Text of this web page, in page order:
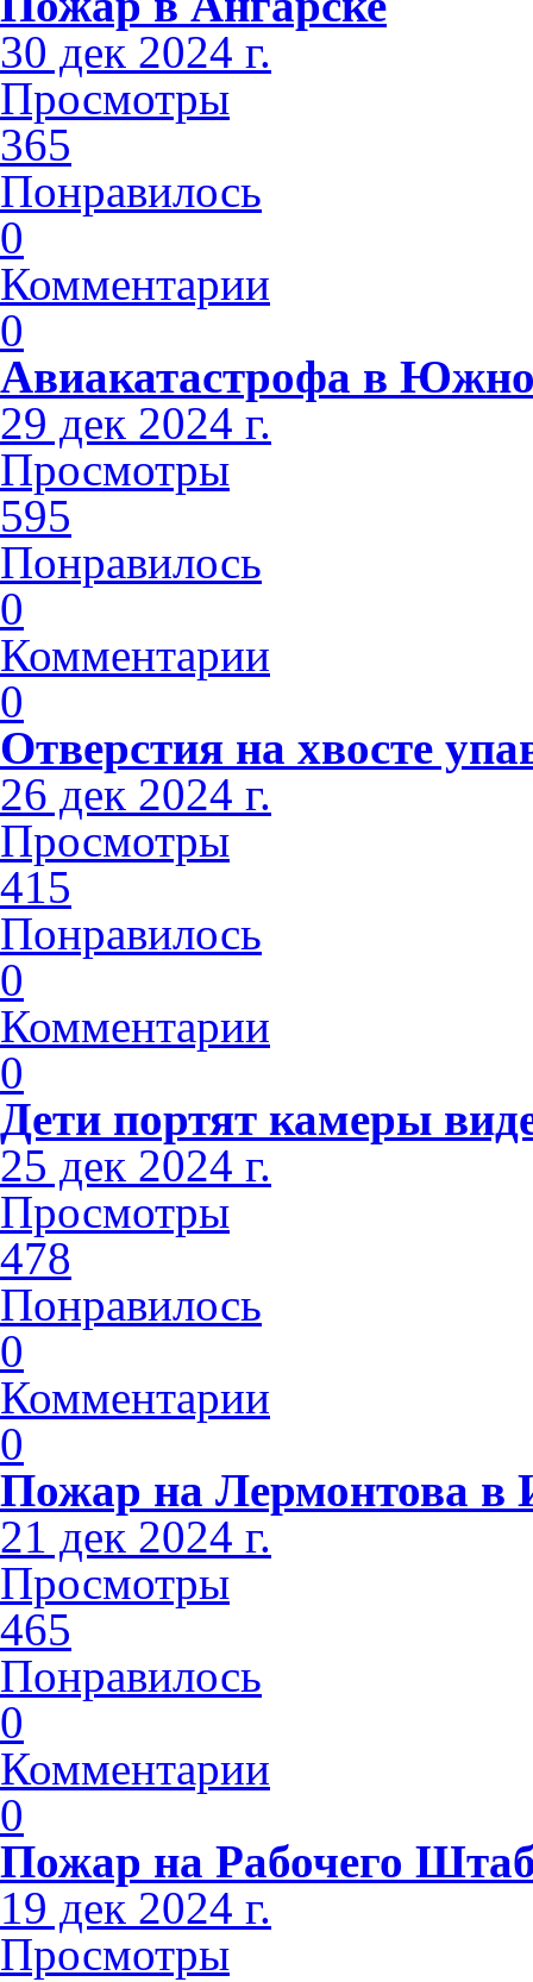
30 дек 2024 г.
Просмотры
365
Понравилось
0
Комментарии
0
Авиакатастрофа в
29 дек 2024 г.
Просмотры
595
Понравилось
0
Комментарии
0
Отверстия на хвосте
26 дек 2024 г.
Просмотры
415
Понравилось
0
Комментарии
0
Дети портят камеры
25 дек 2024 г.
Просмотры
478
Понравилось
0
Комментарии
0
Пожар на Лермонтова в
21 дек 2024 г.
Просмотры
465
Понравилось
0
Комментарии
0
Пожар на Рабочего
19 дек 2024 г.
Просмотры